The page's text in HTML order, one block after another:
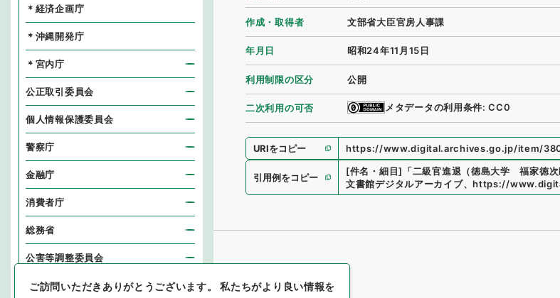
作成・取得者 文部省大臣官房人事課
年月日 昭和24年11月15日
利用制限の区分 公開
二次利用の可否 メタデータの利用条件: CC0
URIをコピー https://www.digital.archives.go.jp/item/
引用例をコピー
[件名・細目] 「二級官進退（徳島大学 福家徳次
文書館デジタルアーカイブ、https://
＊経済企画庁
＊沖縄開発庁
＊宮内庁
公正取引委員会
個人情報保護委員会
警察庁
金融庁
消費者庁
総務省
公害等調整委員会
消防庁
ご訪問いただきありがとうございます。私たちがより良い情報を